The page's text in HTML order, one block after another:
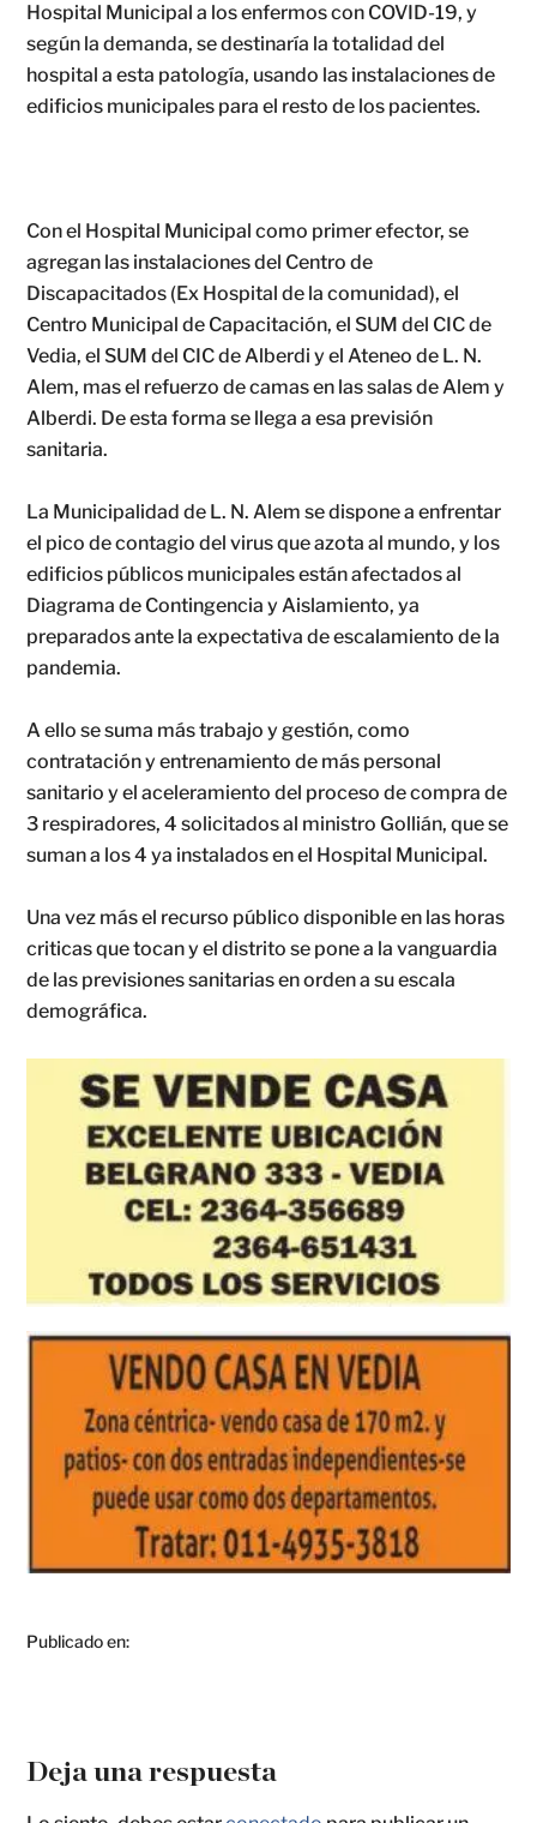
Hospital Municipal a los enfermos con COVID-19, y
según la demanda, se destinaría la totalidad del
hospital a esta patología, usando las instalaciones de
edificios municipales para el resto de los pacientes.
Con el Hospital Municipal como primer efector, se
agregan las instalaciones del Centro de
Discapacitados (Ex Hospital de la comunidad), el
Centro Municipal de Capacitación, el SUM del CIC de
Vedia, el SUM del CIC de Alberdi y el Ateneo de L. N.
Alem, mas el refuerzo de camas en las salas de Alem y
Alberdi. De esta forma se llega a esa previsión
sanitaria.
La Municipalidad de L. N. Alem se dispone a enfrentar
el pico de contagio del virus que azota al mundo, y los
edificios públicos municipales están afectados al
Diagrama de Contingencia y Aislamiento, ya
preparados ante la expectativa de escalamiento de la
pandemia.
A ello se suma más trabajo y gestión, como
contratación y entrenamiento de más personal
sanitario y el aceleramiento del proceso de compra de
3 respiradores, 4 solicitados al ministro Gollián, que se
suman a los 4 ya instalados en el Hospital Municipal.
Una vez más el recurso público disponible en las horas
criticas que tocan y el distrito se pone a la vanguardia
de las previsiones sanitarias en orden a su escala
demográfica.
Publicado en:
Deja una respuesta